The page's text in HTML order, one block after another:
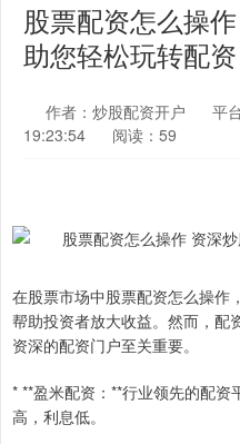
股票配资怎么操
助您轻松玩转配资
作者：炒股配资开户 平
19:23:54
阅读：59
在股票市场中股票配资怎么操作
帮助投资者放大收益。然而，配
资深的配资门户至关重要。
* **盈米配资：**行业领先的配
高，利息低。